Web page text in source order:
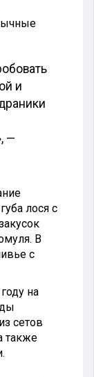
и
—
лося с
В
с
на
сетов
также